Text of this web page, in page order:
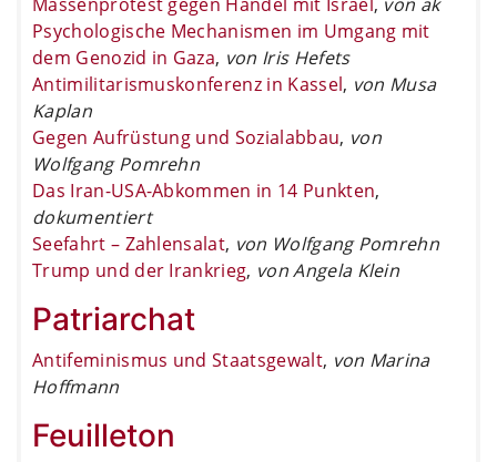
Psychologische Mechanismen im Umgang mit
dem Genozid in Gaza, von Iris Hefets
Antimilitarismuskonferenz in Kassel, von Musa
Kaplan
Gegen Aufrüstung und Sozialabbau, von
Wolfgang Pomrehn
Das Iran-USA-Abkommen in 14 Punkten,
dokumentiert
Seefahrt – Zahlensalat, von Wolfgang Pomrehn
Trump und der Irankrieg, von Angela Klein
Patriarchat
Antifeminismus und Staatsgewalt, von Marina
Hoffmann
Feuilleton